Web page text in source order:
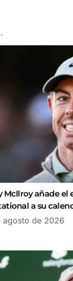
McIlroy añade el
a su
agosto de 2026